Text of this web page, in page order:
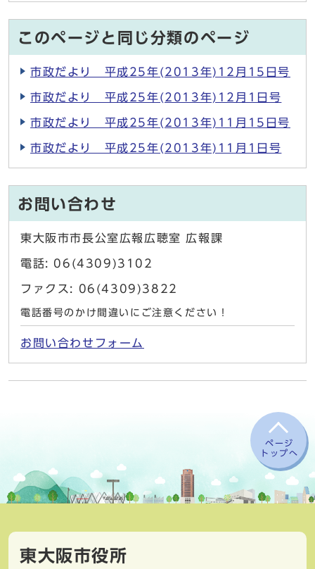
このページと同じ分類のページ
市政だより 平成25年(2013年)12月15日号
市政だより 平成25年(2013年)12月1日号
市政だより 平成25年(2013年)11月15日号
市政だより 平成25年(2013年)11月1日号
お問い合わせ
東大阪市市長公室広報広聴室 広報課
電話: 06(4309)3102
ファクス: 06(4309)3822
電話番号のかけ間違いにご注意ください！
お問い合わせフォーム
ページ
トップへ
東大阪市役所